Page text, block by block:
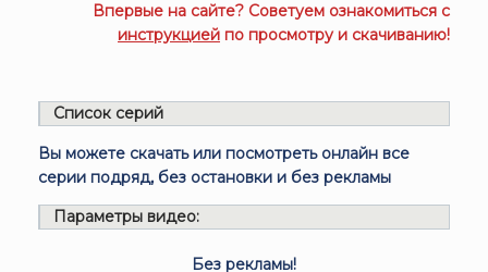
Впервые на сайте? Советуем ознакомиться с
инструкцией по просмотру и скачиванию!
Список серий
Вы можете скачать или посмотреть онлайн все
серии подряд, без остановки и без рекламы
Параметры видео:
Без рекламы!